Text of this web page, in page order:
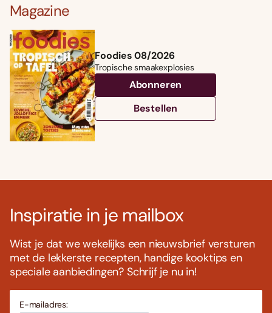
Magazine
Foodies 08/2026
Tropische smaakexplosies
Abonneren
Bestellen
Inspiratie in je mailbox
Wist je dat we wekelijks een nieuwsbrief versturen
met de lekkerste recepten, handige kooktips en
speciale aanbiedingen? Schrijf je nu in!
E-mailadres: